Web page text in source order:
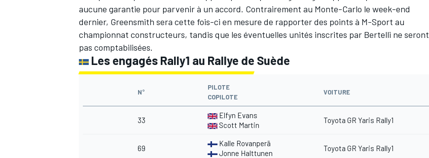
aucune garantie pour parvenir à un accord. Contrairement au Monte-Carlo le week-end
dernier, Greensmith sera cette fois-ci en mesure de rapporter des points à M-Sport au
championnat constructeurs, tandis que les éventuelles unités inscrites par Bertelli ne seront
pas comptabilisées.
Les engagés Rally1 au Rallye de Suède
N°
PILOTE
COPILOTE
VOITURE
33
Elfyn Evans
Scott Martin
Toyota GR Yaris Rally1
69
Kalle Rovanperä
Jonne Halttunen
Toyota GR Yaris Rally1